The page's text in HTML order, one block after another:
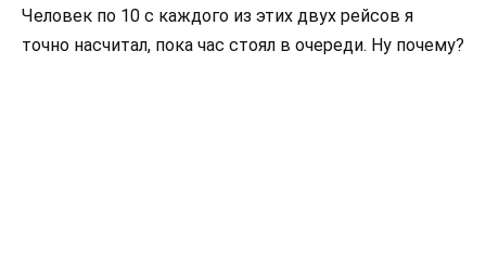
Человек по 10 с каждого из этих двух рейсов я
точно насчитал, пока час стоял в очереди. Ну почему?